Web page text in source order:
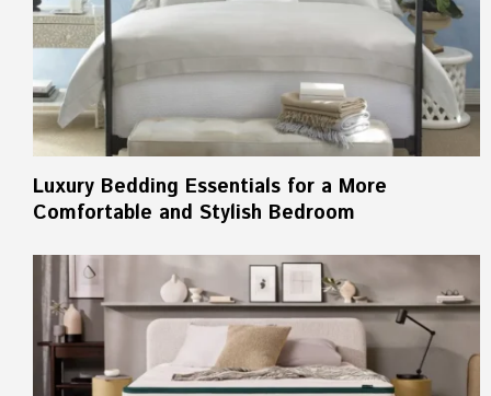
Luxury Bedding Essentials for a More
Comfortable and Stylish Bedroom